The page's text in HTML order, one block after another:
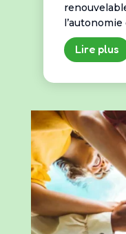
Lire plus